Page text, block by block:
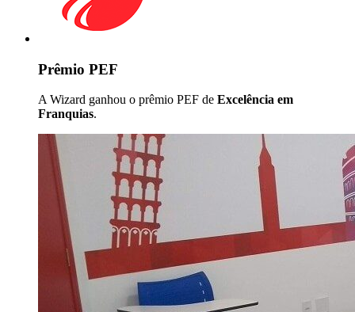
Prêmio PEF
A Wizard ganhou o prêmio PEF de Excelência em
Franquias.